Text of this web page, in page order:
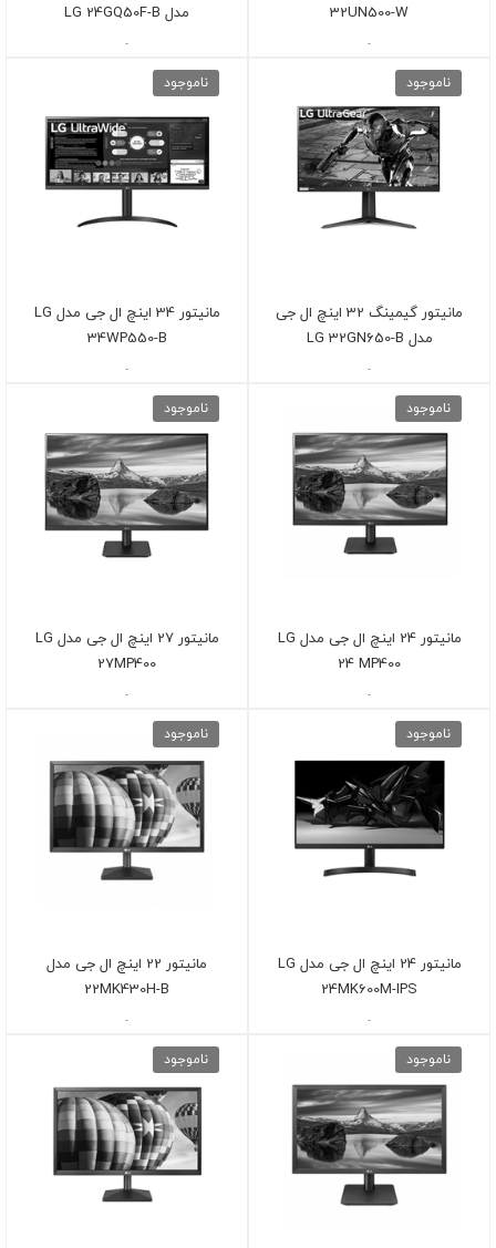
32UN500-W
-
مدل LG 24GQ50F-B
-
ناموجود
مانیتور گیمینگ 32 اینچ ال جی
مدل LG 32GN650-B
-
ناموجود
مانیتور 34 اینچ ال جی مدل LG
34WP550-B
-
ناموجود
مانیتور 24 اینچ ال جی مدل LG
24 MP400
-
ناموجود
مانیتور 27 اینچ ال جی مدل LG
27MP400
-
ناموجود
مانیتور 24 اینچ ال جی مدل LG
24MK600M-IPS
-
ناموجود
مانیتور 22 اینچ ال جی مدل
22MK430H-B
-
ناموجود ناموجود